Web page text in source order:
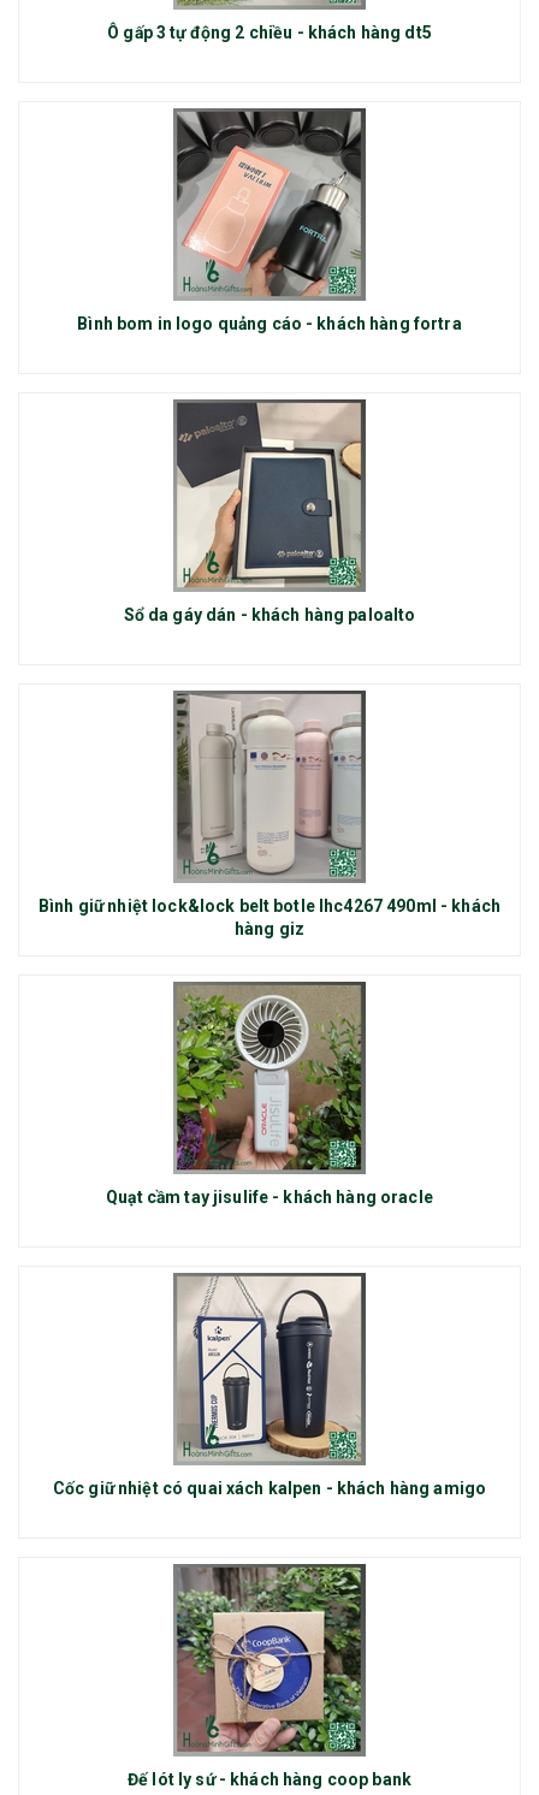
Ô gấp 3 tự động 2 chiều - khách hàng dt5
Bình bom in logo quảng cáo - khách hàng fortra
Sổ da gáy dán - khách hàng paloalto
Bình giữ nhiệt lock&lock belt botle lhc4267 490ml - khách
hàng giz
Quạt cầm tay jisulife - khách hàng oracle
Cốc giữ nhiệt có quai xách kalpen - khách hàng amigo
Đế lót ly sứ - khách hàng coop bank